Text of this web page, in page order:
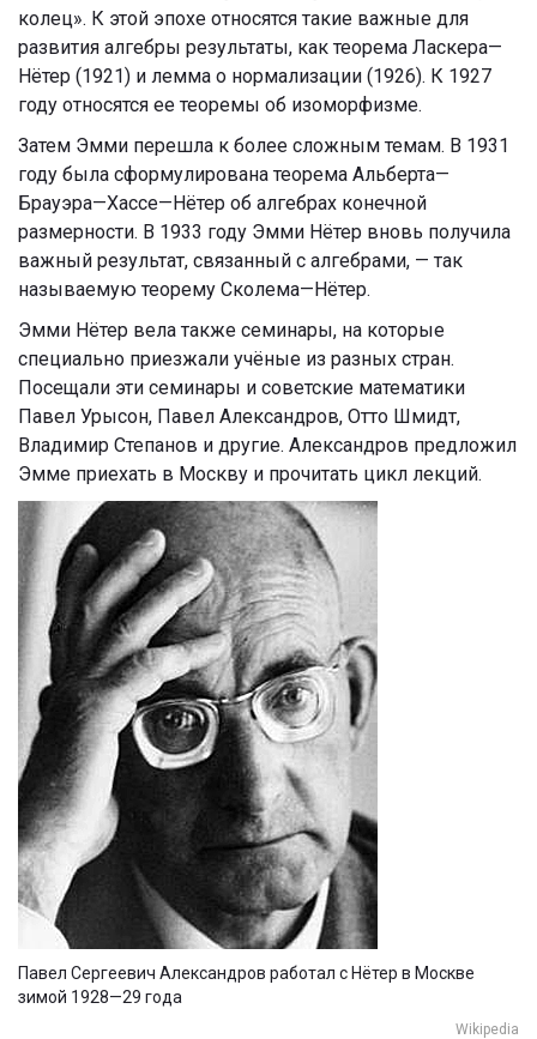
колец». К этой эпохе относятся такие важные для
развития алгебры результаты, как теорема Ласкера—
Нётер (1921) и лемма о нормализации (1926). К 1927
году относятся ее теоремы об изоморфизме.
Затем Эмми перешла к более сложным темам. В 1931
году была сформулирована теорема Альберта—
Брауэра—Хассе—Нётер об алгебрах конечной
размерности. В 1933 году Эмми Нётер вновь получила
важный результат, связанный с алгебрами, — так
называемую теорему Сколема—Нётер.
Эмми Нётер вела также семинары, на которые
специально приезжали учёные из разных стран.
Посещали эти семинары и советские математики
Павел Урысон, Павел Александров, Отто Шмидт,
Владимир Степанов и другие. Александров предложил
Эмме приехать в Москву и прочитать цикл лекций.
Павел Сергеевич Александров работал с Нётер в Москве
зимой 1928—29 года
Wikipedia